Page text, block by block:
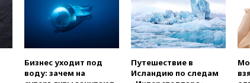
00:30
FT:
блок
коррупции
вчера,
объяснил
выгоду
ЕС
Бизнес уходит под
воду: зачем на
Путешествие в
Исландию по следам